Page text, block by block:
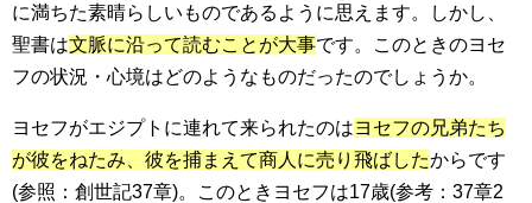
に満ちた素晴らしいものであるように思えます。しかし、
聖書は文脈に沿って読むことが大事です。このときのヨセ
フの状況・心境はどのようなものだったのでしょうか。
ヨセフがエジプトに連れて来られたのはヨセフの兄弟たち
が彼をねたみ、彼を捕まえて商人に売り飛ばしたからです
(参照：創世記37章)。このときヨセフは17歳(参考：37章2